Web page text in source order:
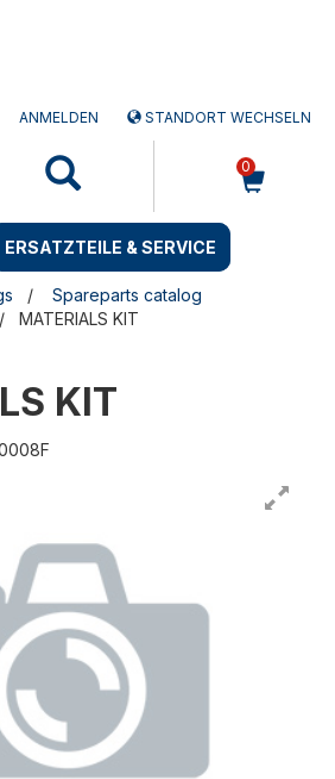
ANMELDEN STANDORT WECHSELN
0
ERSATZTEILE & SERVICE
Spareparts catalog
MATERIALS KIT
KIT